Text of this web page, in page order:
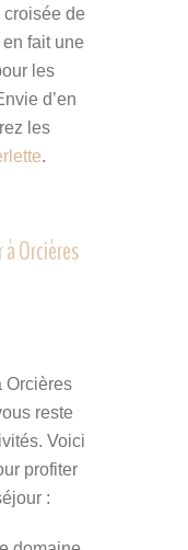
de
fait une
les
d’en
les
.
Orcières
Orcières
reste
Voici
profiter
: